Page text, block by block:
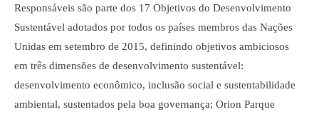
Responsáveis são parte dos 17 Objetivos do Desenvolvimento
Sustentável adotados por todos os países membros das Nações
Unidas em setembro de 2015, definindo objetivos ambiciosos
em três dimensões de desenvolvimento sustentável:
desenvolvimento econômico, inclusão social e sustentabilidade
ambiental, sustentados pela boa governança; Orion Parque